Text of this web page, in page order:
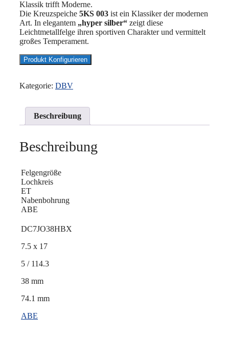
Klassik trifft Moderne.
Die Kreuzspeiche 5KS 003 ist ein Klassiker der modernen
Art. In elegantem „hyper silber“ zeigt diese
Leichtmetallfelge ihren sportiven Charakter und vermittelt
großes Temperament.
Produkt Konfigurieren
Kategorie: DBV
Beschreibung
Beschreibung
Felgengröße
Lochkreis
ET
Nabenbohrung
ABE
DC7JO38HBX
7.5 x 17
5 / 114.3
38 mm
74.1 mm
ABE